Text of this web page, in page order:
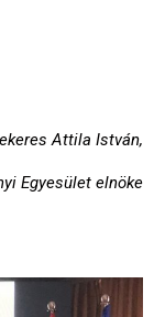
Attila István,
Egyesület elnöke